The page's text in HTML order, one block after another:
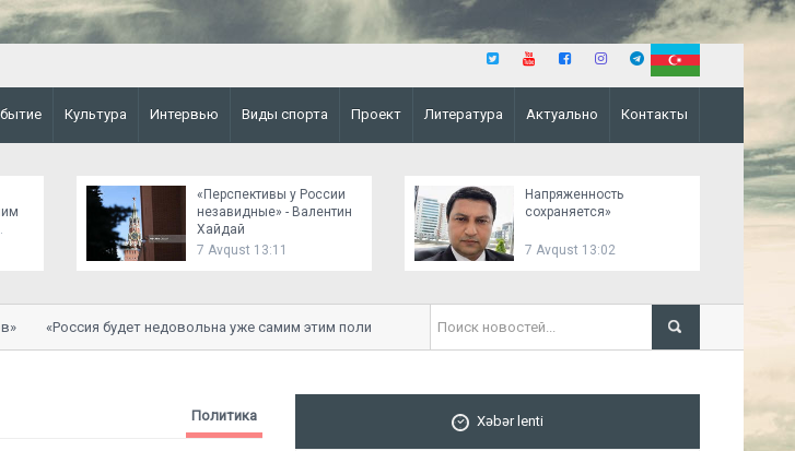
Культура Интервью Виды спорта Проект Литература Актуально Контакты
«Перспективы у России
незавидные» - Валентин
Хайдай
7 Avqust 13:11
Напряженность
сохраняется»
7 Avqust 13:02
«Россия будет недовольна уже самим этим политическим сигналом»
«Этот визит является
территориальной
Политика Xəbər lenti